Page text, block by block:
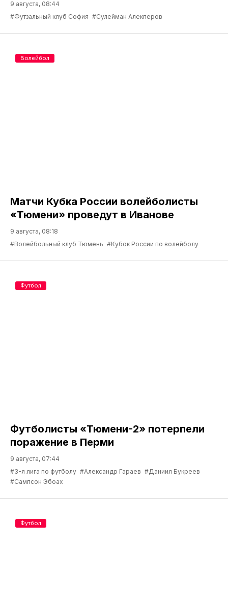
9 августа, 08:44
#Футзальный клуб София #Сулейман Алекперов
Матчи Кубка России волейболисты
«Тюмени» проведут в Иванове
9 августа, 08:18
#Волейбольный клуб Тюмень #Кубок России по волейболу
Волейбол
Футболисты «Тюмени-2» потерпели
поражение в Перми
9 августа, 07:44
#3-я лига по футболу #Александр Гараев #Даниил Букреев
#Сампсон Эбоах
Футбол
Футбол